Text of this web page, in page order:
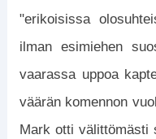
"erikoisissa
ilman esimiehen
vaarassa uppoa
väärän komennon
Mark otti välittömästi